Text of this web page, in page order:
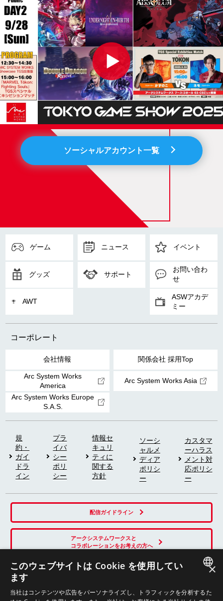
ソーシャルアカウント一覧
ゲーム ニュース イベント
グッズ サポート
お問い合わ
せ
AWT
ASWアカデ
ミー
コーポレート
会社情報 関係会社 採用Top
Arc System Works
America
Arc System Works Asia
Arc System Works Europe
S.A.S.
規
約・
ガイ
ドラ
イン
プラ
イバ
シー
ポリ
シー
情報セ
キュリ
ティに
関する
方針
ソーシ
ャルメ
ディア
ポリシ
ー
カスタマ
ーハラス
メント対
応ポリシ
ー
配信ガイドライン
アークシステムワークスと
コラボレーションをお考えの方へ
SNS
×
このウェブサイトは Cookie を使用してい
ます
当社はコンテンツや広告をパーソナライズし、トラフィックを分析するた